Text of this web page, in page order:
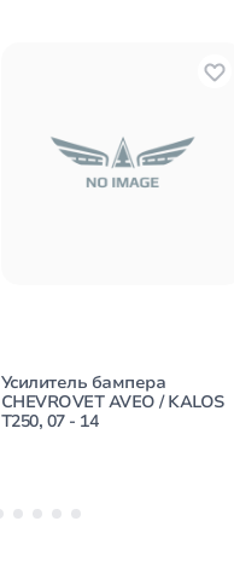
Усилитель бампера
CHEVROVET AVEO / KALOS
T250, 07 - 14